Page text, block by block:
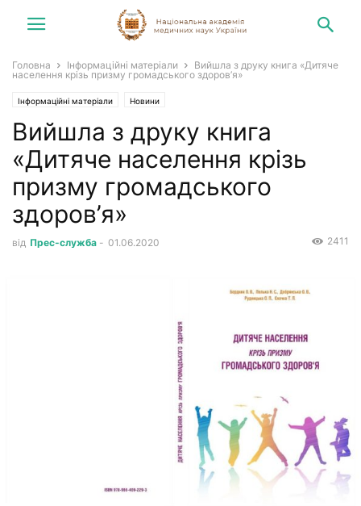
Головна Інформаційні матеріали
Вийшла з друку книга «Дитяче
населення крізь призму громадського здоров’я»
Інформаційні матеріали Новини
Вийшла з друку книга
«Дитяче населення крізь
призму громадського
здоров’я»
від Прес-служба - 01.06.2020 2411